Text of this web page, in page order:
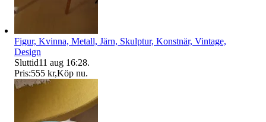
Figur, Kvinna, Metall, Järn, Skulptur, Konstnär, Vintage,
Design
Sluttid11 aug 16:28.
Pris:555 kr,Köp nu.